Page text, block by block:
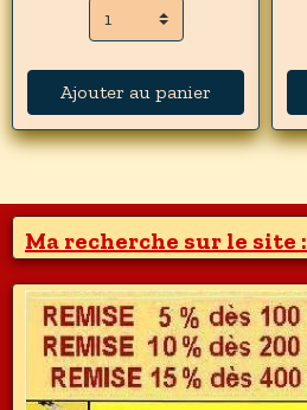
Ajouter au panier
Ma recherche sur le site :